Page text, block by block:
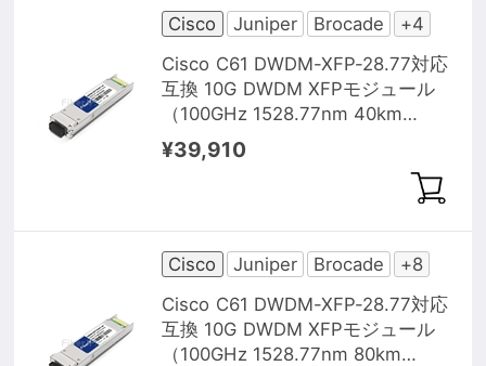
Cisco Juniper Brocade
+4
Cisco C61 DWDM-XFP-28.77対応
互換 10G DWDM XFPモジュール
（100GHz 1528.77nm 40km
DOM）
¥39,910
Cisco Juniper Brocade
+8
Cisco C61 DWDM-XFP-28.77対応
互換 10G DWDM XFPモジュール
（100GHz 1528.77nm 80km